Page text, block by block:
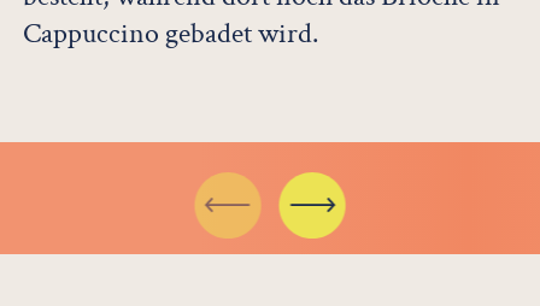
Cappuccino gebadet wird.